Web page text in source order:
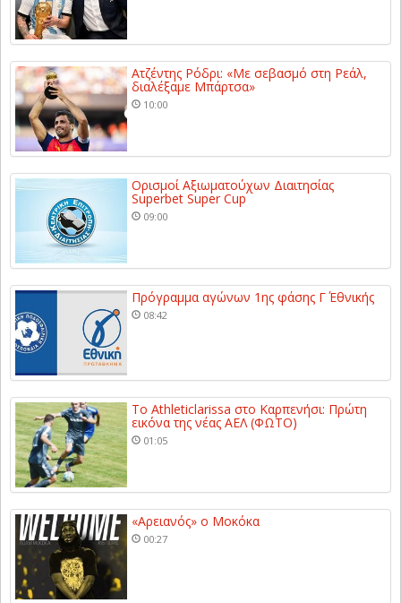
Ατζέντης Ρόδρι: «Με σεβασμό στη Ρεάλ,
διαλέξαμε Μπάρτσα»
10:00
Ορισμοί Αξιωματούχων Διαιτησίας
Superbet Super Cup
09:00
Πρόγραμμα αγώνων 1ης φάσης Γ΄ Εθνικής
08:42
Το Athleticlarissa στο Καρπενήσι: Πρώτη
εικόνα της νέας ΑΕΛ (ΦΩΤΟ)
01:05
«Αρειανός» ο Μοκόκα
00:27